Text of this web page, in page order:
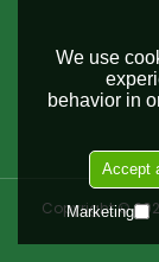
Copyright ©
We use
behavior in
Accept
Marketing